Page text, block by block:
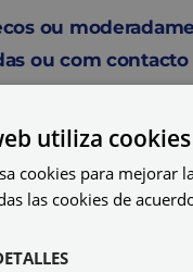
ou
ou com
utiliza cookies
cookies para mejorar
las cookies de